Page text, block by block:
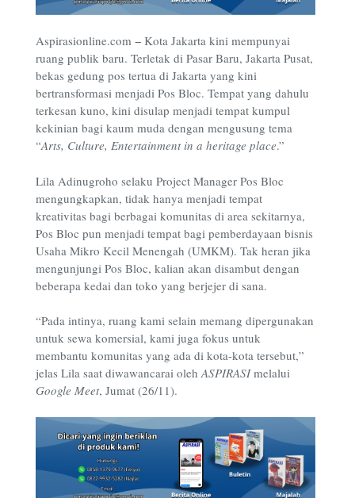
Aspirasionline.com − Kota Jakarta kini mempunyai
ruang publik baru. Terletak di Pasar Baru, Jakarta Pusat,
bekas gedung pos tertua di Jakarta yang kini
bertransformasi menjadi Pos Bloc. Tempat yang dahulu
terkesan kuno, kini disulap menjadi tempat kumpul
kekinian bagi kaum muda dengan mengusung tema
“Arts, Culture, Entertainment in a heritage place.”
Lila Adinugroho selaku Project Manager Pos Bloc
mengungkapkan, tidak hanya menjadi tempat
kreativitas bagi berbagai komunitas di area sekitarnya,
Pos Bloc pun menjadi tempat bagi pemberdayaan bisnis
Usaha Mikro Kecil Menengah (UMKM). Tak heran jika
mengunjungi Pos Bloc, kalian akan disambut dengan
beberapa kedai dan toko yang berjejer di sana.
“Pada intinya, ruang kami selain memang dipergunakan
untuk sewa komersial, kami juga fokus untuk
membantu komunitas yang ada di kota-kota tersebut,”
jelas Lila saat diwawancarai olehASPIRASImelalui
Google Meet, Jumat (26/11).